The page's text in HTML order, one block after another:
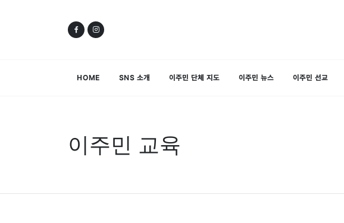
HOME SNS 소개 이주민 단체 지도 이주민 뉴스 이주민 선교
이주민 교육